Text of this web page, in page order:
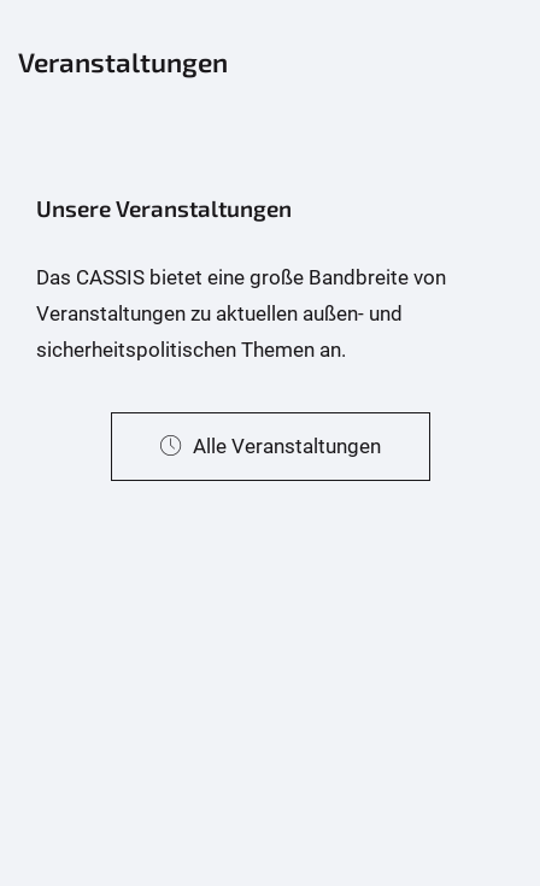
Veranstaltungen
Unsere Veranstaltungen
Das CASSIS bietet eine große Bandbreite von
Veranstaltungen zu aktuellen außen- und
sicherheitspolitischen Themen an.
Alle Veranstaltungen